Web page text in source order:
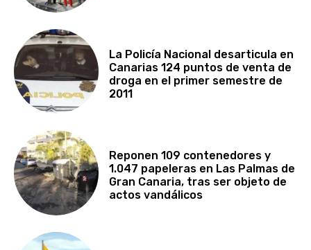
La Policía Nacional desarticula en
Canarias 124 puntos de venta de
droga en el primer semestre de
2011
Reponen 109 contenedores y
1.047 papeleras en Las Palmas de
Gran Canaria, tras ser objeto de
actos vandálicos